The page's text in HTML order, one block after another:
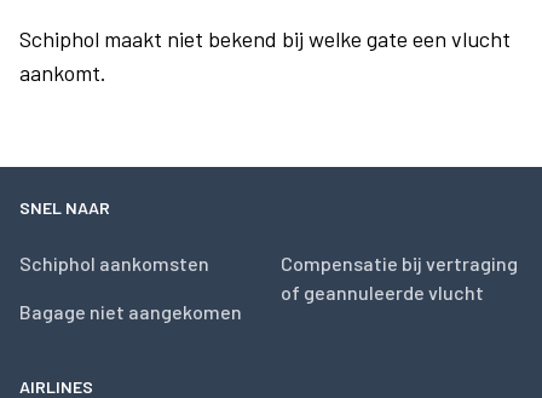
Schiphol maakt niet bekend bij welke gate een vlucht
aankomt.
SNEL NAAR
Schiphol aankomsten
Bagage niet aangekomen
Compensatie bij vertraging
of geannuleerde vlucht
AIRLINES